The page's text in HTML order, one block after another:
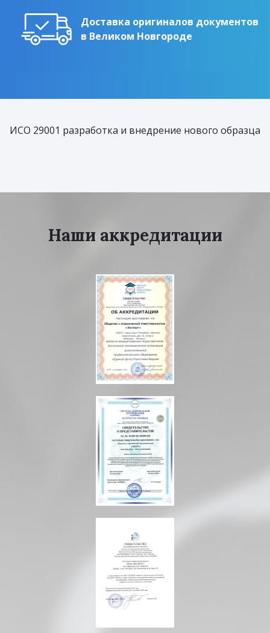
Доставка оригиналов документов
в Великом Новгороде
ИСО 29001 разработка и внедрение нового образца
Наши аккредитации